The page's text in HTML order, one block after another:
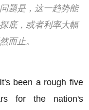
题是，这一趋势能
底，或者利率大幅
而止。
been a rough five
for the nation's